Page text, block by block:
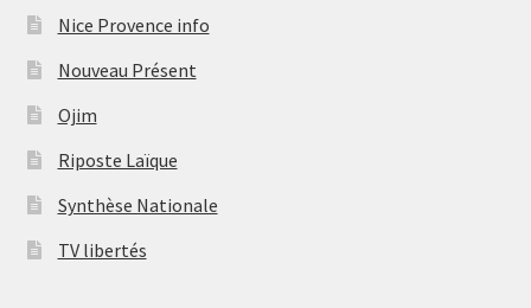
Nice Provence info
Nouveau Présent
Ojim
Riposte Laïque
Synthèse Nationale
TV libertés